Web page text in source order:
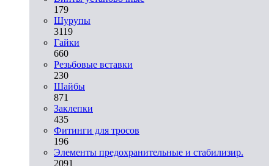
179
Шурупы
3119
Гайки
660
Резьбовые вставки
230
Шайбы
871
Заклепки
435
Фитинги для тросов
196
Элементы предохранительные и стабилизир.
2091